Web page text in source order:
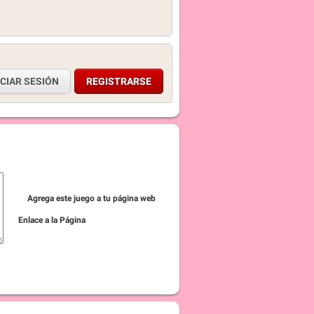
SESIÓN REGISTRARSE
Agrega este juego a tu página web
Enlace a la Página